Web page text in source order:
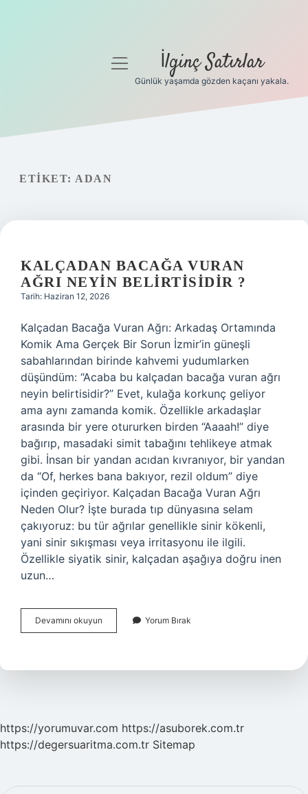
Gizlilik Politikası
menüyü
İlginç Satırlar
Günlük yaşamda gözden kaçanı yakala.
ETIKET: ADAN
KALÇADAN BACAĞA VURAN
AĞRI NEYIN BELIRTISIDIR ?
Tarih: Haziran 12, 2026
Kalçadan Bacağa Vuran Ağrı: Arkadaş Ortamında
Komik Ama Gerçek Bir Sorun İzmir’in güneşli
sabahlarından birinde kahvemi yudumlarken
düşündüm: “Acaba bu kalçadan bacağa vuran ağrı
neyin belirtisidir?” Evet, kulağa korkunç geliyor
ama aynı zamanda komik. Özellikle arkadaşlar
arasında bir yere otururken birden “Aaaah!” diye
bağırıp, masadaki simit tabağını tehlikeye atmak
gibi. İnsan bir yandan acıdan kıvranıyor, bir yandan
da “Of, herkes bana bakıyor, rezil oldum” diye
içinden geçiriyor. Kalçadan Bacağa Vuran Ağrı
Neden Olur? İşte burada tıp dünyasına selam
çakıyoruz: bu tür ağrılar genellikle sinir kökenli,
yani sinir sıkışması veya irritasyonu ile ilgili.
Özellikle siyatik sinir, kalçadan aşağıya doğru inen
uzun…
Devamını okuyun Kalçadan
bacağa
neyin
Yorum Bırak
https://yorumuvar.com https://asuborek.com.tr
https://degersuaritma.com.tr Sitemap